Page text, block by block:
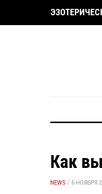
Как
NEWS / 6 НОЯБРЯ